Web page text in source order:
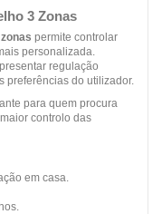
3 Zonas
permite controlar
personalizada.
regulação
preferências do utilizador.
para quem procura
controlo das
em casa.